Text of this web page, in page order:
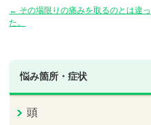
← その場限りの痛みを取るのとは違っ
た。
悩み箇所・症状
頭